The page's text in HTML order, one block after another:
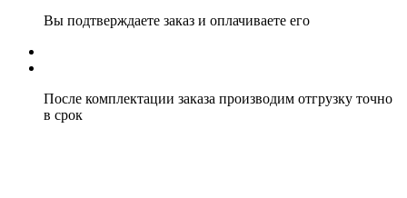
Вы подтверждаете заказ и оплачиваете его
После комплектации заказа производим отгрузку точно
в срок